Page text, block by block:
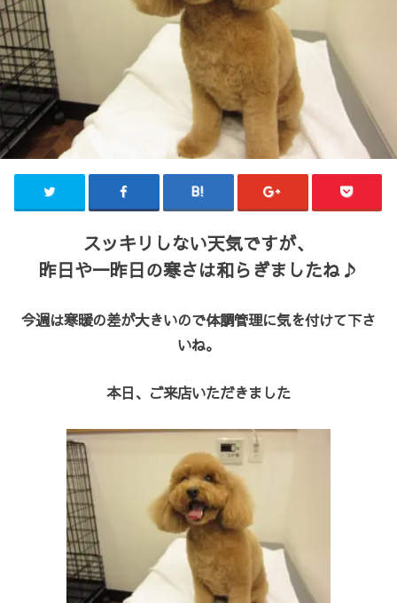
スッキリしない天気ですが、
昨日や一昨日の寒さは和らぎましたね♪
今週は寒暖の差が大きいので体調管理に気を付けて下さ
いね。
本日、ご来店いただきました